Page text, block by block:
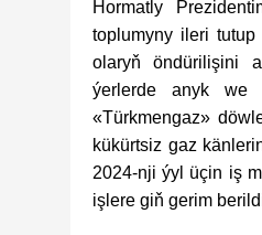
Hormatly
toplumyny ileri
olaryň öndürilişini
ýerlerde anyk we
«Türkmengaz»
kükürtsiz gaz
2024-nji ýyl üçin iş
işlere giň gerim